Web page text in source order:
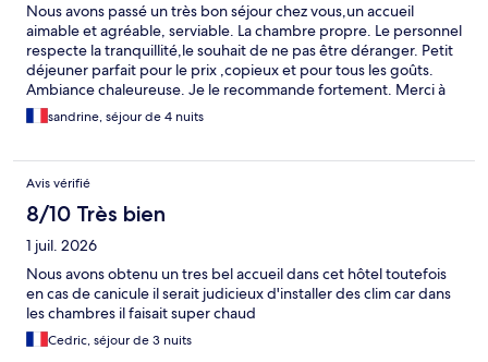
Nous avons passé un très bon séjour chez vous,un accueil
aimable et agréable, serviable. La chambre propre. Le personnel
respecte la tranquillité,le souhait de ne pas être déranger. Petit
déjeuner parfait pour le prix ,copieux et pour tous les goûts.
Ambiance chaleureuse. Je le recommande fortement. Merci à
toute l'équipe.
sandrine, séjour de 4 nuits
Avis vérifié
8/10 Très bien
1 juil. 2026
Nous avons obtenu un tres bel accueil dans cet hôtel toutefois
en cas de canicule il serait judicieux d'installer des clim car dans
les chambres il faisait super chaud
Cedric, séjour de 3 nuits